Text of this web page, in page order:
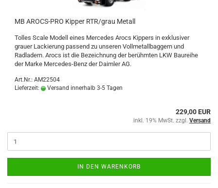
MB AROCS-PRO Kipper RTR/grau Metall
Tolles Scale Modell eines Mercedes Arocs Kippers in exklusiver
grauer Lackierung passend zu unseren Vollmetallbaggern und
Radladern. Arocs ist die Bezeichnung der berühmten LKW Baureihe
der Marke Mercedes-Benz der Daimler AG.
Art.Nr.: AM22504
Lieferzeit:
Versand innerhalb 3-5 Tagen
229,00 EUR
inkl. 19% MwSt. zzgl. Versand
IN DEN WARENKORB